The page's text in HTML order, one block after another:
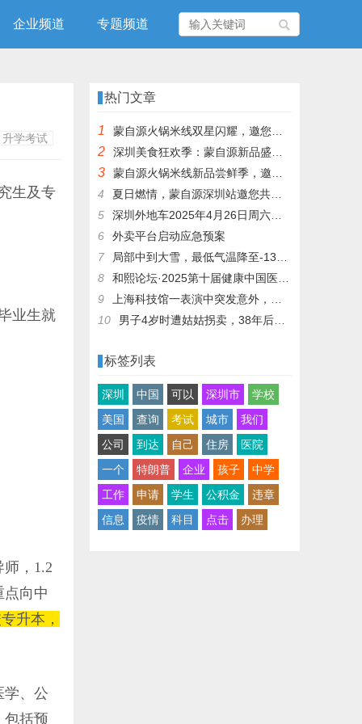
企业频道 专题频道
升学考试
生及专
业生就
，1.2
点向中
升本，
、公
包括预
热门文章
1 蒙自源火锅米线双星闪耀，邀您共享辣爽夏日盛宴！
2 深圳美食狂欢季：蒙自源新品盛宴邀您品尝
3
蒙自源火锅米线新品尝鲜季，邀您共享味蕾盛宴！
4
夏日燃情，蒙自源深圳站邀您共赴美食盛宴！
5
深圳外地车2025年4月26日周六限行吗
6
外卖平台启动应急预案
7
局部中到大雪，最低气温降至-13℃，济南今冬的第一场雪，或跟去年同一时间！
8
和熙论坛·2025第十届健康中国医药连锁发展论坛在泰州举办
9
上海科技馆一表演中突发意外，机器人从高处坠落摔毁
10
男子4岁时遭姑姑拐卖，38年后终回家认亲！聋哑父母苦寻多年，母亲已抱憾离世丨红星寻人
标签列表
深圳 中国 可以 深圳市
学校
美国
查询 考试 城市
我们
公司
到达 自己 住房
医院
一个
特朗普 企业 孩子
中学
工作
申请 学生 公积金
违章
信息
疫情 科目 点击 办理